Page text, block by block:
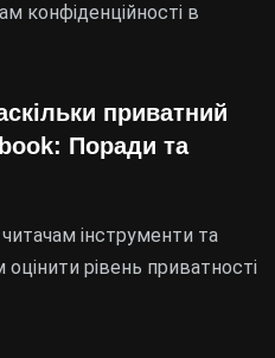
конфіденційності в
приватний
Поради та
інструменти та
рівень приватності